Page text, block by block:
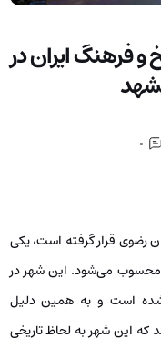
فرهنگ ایران در
رضوی قرار گرفته است، یکی
محسوب می‌شود. این شهر در
است و به همین دلیل
که این شهر به لحاظ تاریخی